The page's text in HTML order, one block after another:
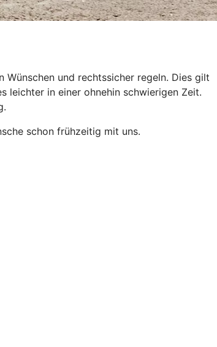
und rechtssicher regeln. Dies gilt
leichter in einer ohnehin schwierigen Zeit.
schon frühzeitig mit uns.